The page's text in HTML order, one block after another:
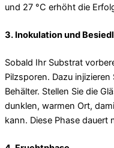
und 27 °C erhöht die
3. Inokulation und
Sobald Ihr Substrat
Pilzsporen. Dazu
Behälter. Stellen Sie die
dunklen, warmen Ort,
kann. Diese Phase dauert